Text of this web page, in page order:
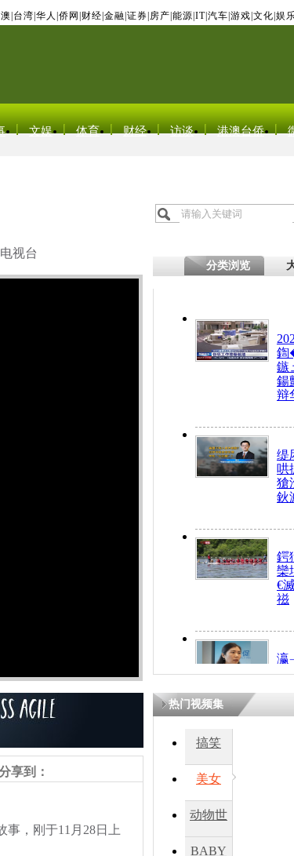
台湾 华人 侨网 财经 金融 证券 房产 能源 IT| 汽车 游戏 文化 娱
文娱 体育 财经 访谈 港澳台侨
视台
分类浏览
鍧
鏃
鍚
辩
缇
哄
獊
鈥
鍔
欒
€
禌
瀛
€
熷
享到：
，刚于11月28日上
热门视频集
搞笑
美女
动物世
BABY